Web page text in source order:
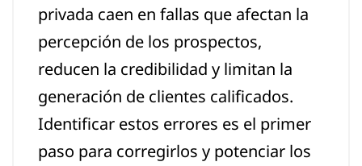
privada caen en fallas que afectan la
percepción de los prospectos,
reducen la credibilidad y limitan la
generación de clientes calificados.
Identificar estos errores es el primer
paso para corregirlos y potenciar los